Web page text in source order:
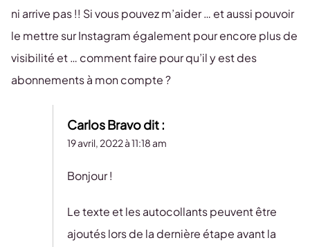
ni arrive pas !! Si vous pouvez m’aider … et aussi pouvoir
le mettre sur Instagram également pour encore plus de
visibilité et … comment faire pour qu’il y est des
abonnements à mon compte ?
Carlos Bravodit :
19 avril, 2022 à 11:18 am
Bonjour !
Le texte et les autocollants peuvent être
ajoutés lors de la dernière étape avant la